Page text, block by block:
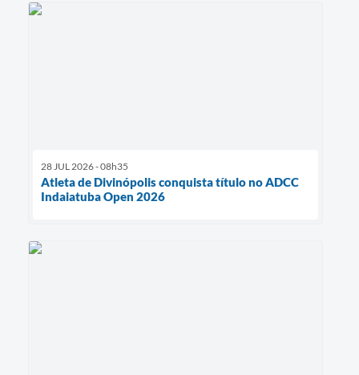
28 JUL 2026 - 08h35
Atleta de Divinópolis conquista título no ADCC
Indaiatuba Open 2026